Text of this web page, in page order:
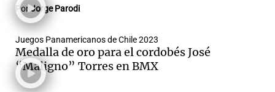
PorJorge Parodi
Juegos Panamericanos de Chile 2023
Medalla de oro para el cordobés José
“Maligno” Torres en BMX